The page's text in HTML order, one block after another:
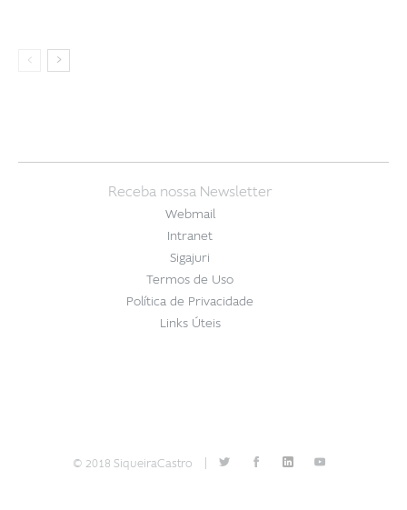
Receba nossa Newsletter
Webmail
Intranet
Sigajuri
Termos de Uso
Política de Privacidade
Links Úteis
© 2018 SiqueiraCastro